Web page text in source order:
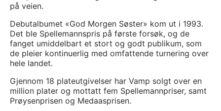
på veien.
Debutalbumet «God Morgen Søster» kom ut i 1993.
Det ble Spellemannspris på første forsøk, og de
fanget umiddelbart et stort og godt publikum, som
de pleier kontinuerlig med omfattende turnering over
hele landet.
Gjennom 18 plateutgivelser har Vamp solgt over en
million plater og mottatt fem Spellemannpriser, samt
Prøysenprisen og Medaasprisen.